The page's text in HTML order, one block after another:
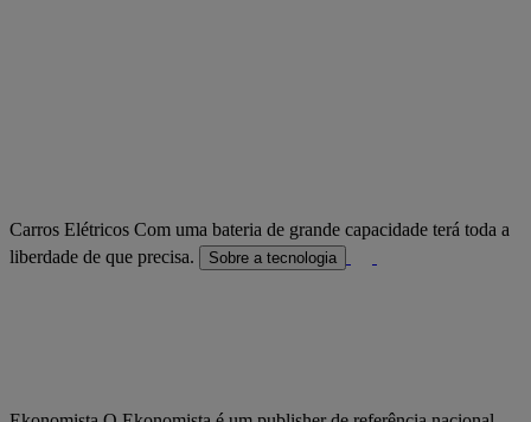
Carros Elétricos Com uma bateria de grande capacidade terá toda a
liberdade de que precisa.
Sobre a tecnologia